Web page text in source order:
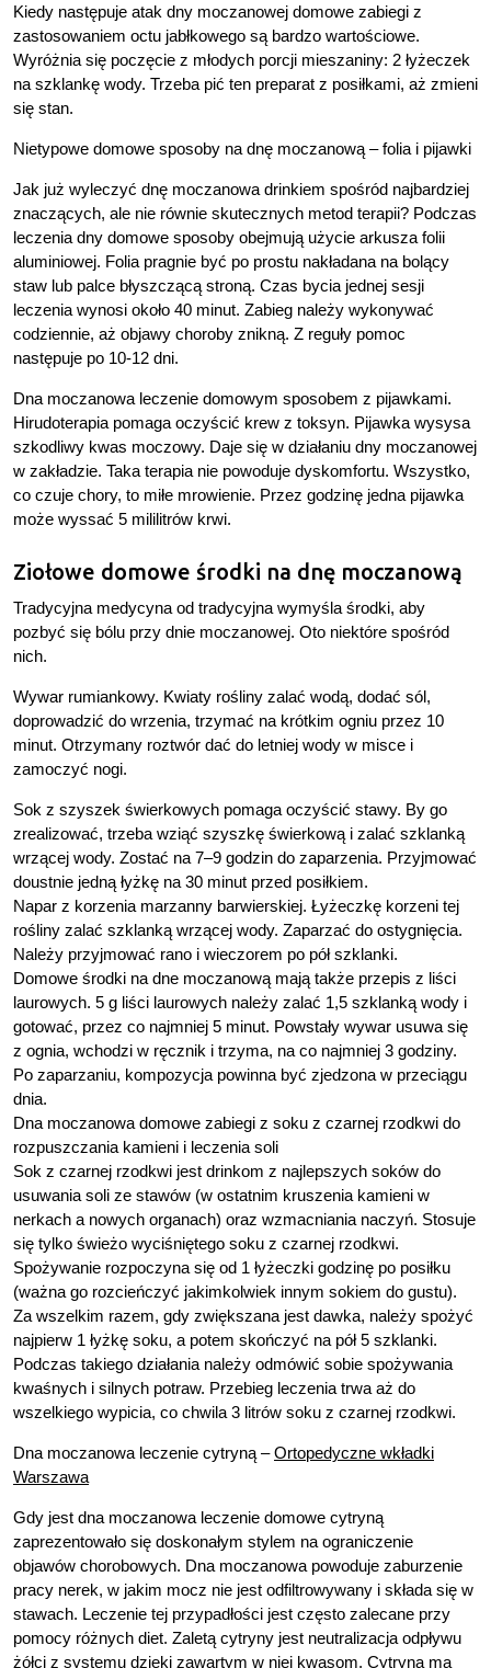
Kiedy następuje atak dny moczanowej domowe zabiegi z
zastosowaniem octu jabłkowego są bardzo wartościowe.
Wyróżnia się poczęcie z młodych porcji mieszaniny: 2 łyżeczek
na szklankę wody. Trzeba pić ten preparat z posiłkami, aż zmieni
się stan.
Nietypowe domowe sposoby na dnę moczanową – folia i pijawki
Jak już wyleczyć dnę moczanowa drinkiem spośród najbardziej
znaczących, ale nie równie skutecznych metod terapii? Podczas
leczenia dny domowe sposoby obejmują użycie arkusza folii
aluminiowej. Folia pragnie być po prostu nakładana na bolący
staw lub palce błyszczącą stroną. Czas bycia jednej sesji
leczenia wynosi około 40 minut. Zabieg należy wykonywać
codziennie, aż objawy choroby znikną. Z reguły pomoc
następuje po 10-12 dni.
Dna moczanowa leczenie domowym sposobem z pijawkami.
Hirudoterapia pomaga oczyścić krew z toksyn. Pijawka wysysa
szkodliwy kwas moczowy. Daje się w działaniu dny moczanowej
w zakładzie. Taka terapia nie powoduje dyskomfortu. Wszystko,
co czuje chory, to miłe mrowienie. Przez godzinę jedna pijawka
może wyssać 5 mililitrów krwi.
Ziołowe domowe środki na dnę moczanową
Tradycyjna medycyna od tradycyjna wymyśla środki, aby
pozbyć się bólu przy dnie moczanowej. Oto niektóre spośród
nich.
Wywar rumiankowy. Kwiaty rośliny zalać wodą, dodać sól,
doprowadzić do wrzenia, trzymać na krótkim ogniu przez 10
minut. Otrzymany roztwór dać do letniej wody w misce i
zamoczyć nogi.
Sok z szyszek świerkowych pomaga oczyścić stawy. By go
zrealizować, trzeba wziąć szyszkę świerkową i zalać szklanką
wrzącej wody. Zostać na 7–9 godzin do zaparzenia. Przyjmować
doustnie jedną łyżkę na 30 minut przed posiłkiem.
Napar z korzenia marzanny barwierskiej. Łyżeczkę korzeni tej
rośliny zalać szklanką wrzącej wody. Zaparzać do ostygnięcia.
Należy przyjmować rano i wieczorem po pół szklanki.
Domowe środki na dne moczanową mają także przepis z liści
laurowych. 5 g liści laurowych należy zalać 1,5 szklanką wody i
gotować, przez co najmniej 5 minut. Powstały wywar usuwa się
z ognia, wchodzi w ręcznik i trzyma, na co najmniej 3 godziny.
Po zaparzaniu, kompozycja powinna być zjedzona w przeciągu
dnia.
Dna moczanowa domowe zabiegi z soku z czarnej rzodkwi do
rozpuszczania kamieni i leczenia soli
Sok z czarnej rzodkwi jest drinkom z najlepszych soków do
usuwania soli ze stawów (w ostatnim kruszenia kamieni w
nerkach a nowych organach) oraz wzmacniania naczyń. Stosuje
się tylko świeżo wyciśniętego soku z czarnej rzodkwi.
Spożywanie rozpoczyna się od 1 łyżeczki godzinę po posiłku
(ważna go rozcieńczyć jakimkolwiek innym sokiem do gustu).
Za wszelkim razem, gdy zwiększana jest dawka, należy spożyć
najpierw 1 łyżkę soku, a potem skończyć na pół 5 szklanki.
Podczas takiego działania należy odmówić sobie spożywania
kwaśnych i silnych potraw. Przebieg leczenia trwa aż do
wszelkiego wypicia, co chwila 3 litrów soku z czarnej rzodkwi.
Dna moczanowa leczenie cytryną –Ortopedyczne wkładki
Warszawa
Gdy jest dna moczanowa leczenie domowe cytryną
zaprezentowało się doskonałym stylem na ograniczenie
objawów chorobowych. Dna moczanowa powoduje zaburzenie
pracy nerek, w jakim mocz nie jest odfiltrowywany i składa się w
stawach. Leczenie tej przypadłości jest często zalecane przy
pomocy różnych diet. Zaletą cytryny jest neutralizacja odpływu
żółci z systemu dzięki zawartym w niej kwasom. Cytryna ma